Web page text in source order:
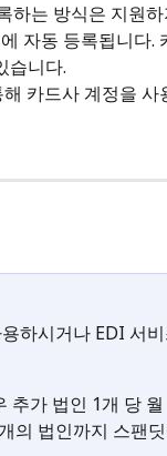
하는 방식은 지원
자동 등록됩니다.
습니다.
카드사 계정을 사
하시거나 EDI 서
추가 법인 1개 당
의 법인까지 스팬